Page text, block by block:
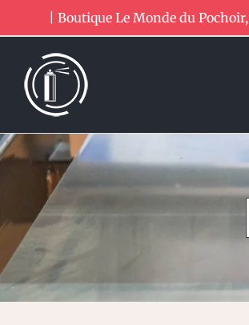
au
contenu
| Boutique Le Monde du